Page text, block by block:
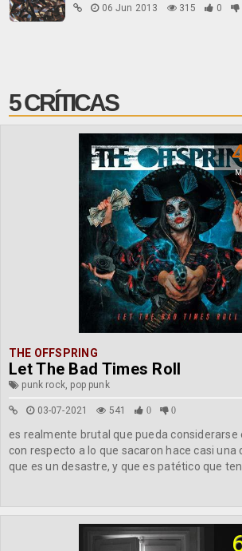
06 Jun 2013 315 0
5 CRÍTICAS
THE OFFSPRING
Let The Bad Times Roll
punk rock, pop punk
03-07-2021 541 0 0
es realmente brutal que pueda considerarse
con respecto a lo que sacaron hace casi una
que es un desastre, y que es patético que